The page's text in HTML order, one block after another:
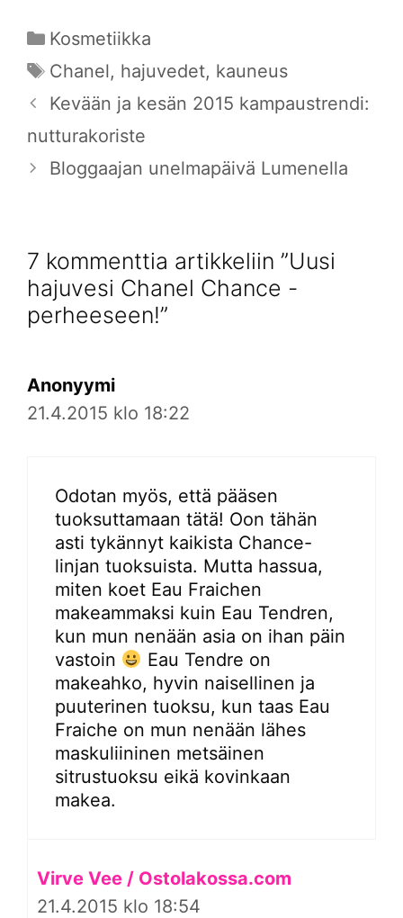
Kategoriat
Kosmetiikka
Avainsanat
Chanel, hajuvedet, kauneus
Kevään ja kesän 2015 kampaustrendi:
nutturakoriste
Bloggaajan unelmapäivä Lumenella
7 kommenttia artikkeliin ”Uusi
hajuvesi Chanel Chance -
perheeseen!”
Anonyymi
21.4.2015 klo 18:22
Odotan myös, että pääsen
tuoksuttamaan tätä! Oon tähän
asti tykännyt kaikista Chance-
linjan tuoksuista. Mutta hassua,
miten koet Eau Fraichen
makeammaksi kuin Eau Tendren,
kun mun nenään asia on ihan päin
vastoin
Eau Tendre on
makeahko, hyvin naisellinen ja
puuterinen tuoksu, kun taas Eau
Fraiche on mun nenään lähes
maskuliininen metsäinen
sitrustuoksu eikä kovinkaan
makea.
Virve Vee / Ostolakossa.com
21.4.2015 klo 18:54